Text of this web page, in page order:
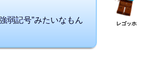
弱記号”みたいなもん
レゴッホ